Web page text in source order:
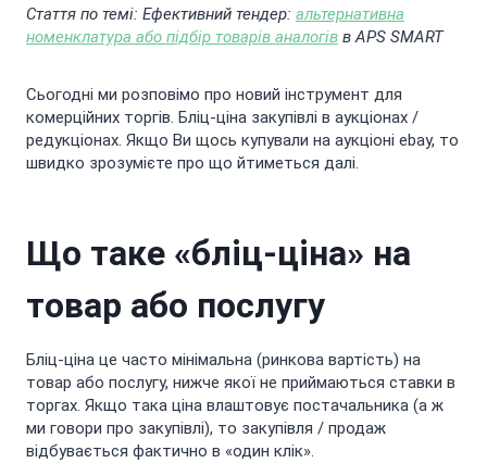
Стаття по темі: Ефективний тендер: альтернативна
номенклатура або підбір товарів аналогів в APS SMART
Сьогодні ми розповімо про новий інструмент для
комерційних торгів. Бліц-ціна закупівлі в аукціонах /
редукціонах. Якщо Ви щось купували на аукціоні ebay, то
швидко зрозумієте про що йтиметься далі.
Що таке «бліц-ціна» на
товар або послугу
Бліц-ціна це часто мінімальна (ринкова вартість) на
товар або послугу, нижче якої не приймаються ставки в
торгах. Якщо така ціна влаштовує постачальника (а ж
ми говори про закупівлі), то закупівля / продаж
відбувається фактично в «один клік».